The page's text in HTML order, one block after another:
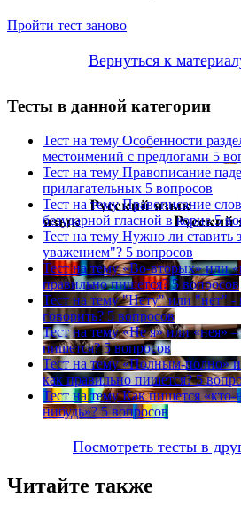
Пройти тест заново
Вернуться к
Тесты в данной категории
Тест на тему Особенности
местоимений с предлогами 5
Тест на тему Правописание
прилагательных 5 вопросов
Тест на тему Правописание
безударной гласной в корне 5
Тест на тему Нужно ли ставить
уважением"? 5 вопросов
Тест на тему «Во-вторых» или
правильно пишется? 5 вопросов
Тест на тему "Нету" или "нет" -
говорить? 5 вопросов
Тест на тему «Не я» или «нея»
пишется? 5 вопросов
Тест на тему «Полным-полно»
как правильно пишется? 5
Тест на тему Как пишется «кто-
нибудь»? 5 вопросов
Посмотреть тесты в
Читайте также